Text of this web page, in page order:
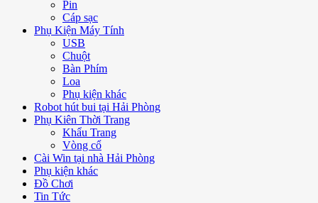
Pin
Cáp sạc
Phụ Kiện Máy Tính
USB
Chuột
Bàn Phím
Loa
Phụ kiện khác
Robot hút bui tại Hải Phòng
Phụ Kiên Thời Trang
Khẩu Trang
Vòng cổ
Cài Win tại nhà Hải Phòng
Phụ kiện khác
Đồ Chơi
Tin Tức